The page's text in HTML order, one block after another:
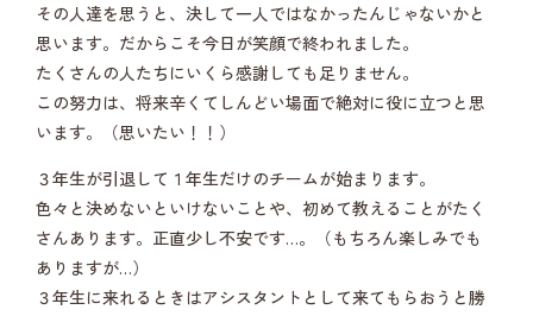
その人達を思うと、決して一人ではなかったんじゃないかと
思います。だからこそ今日が笑顔で終われました。
たくさんの人たちにいくら感謝しても足りません。
この努力は、将来辛くてしんどい場面で絶対に役に立つと思
います。（思いたい！！）
３年生が引退して１年生だけのチームが始まります。
色々と決めないといけないことや、初めて教えることがたく
さんあります。正直少し不安です…。（もちろん楽しみでも
ありますが…）
３年生に来れるときはアシスタントとして来てもらおうと勝